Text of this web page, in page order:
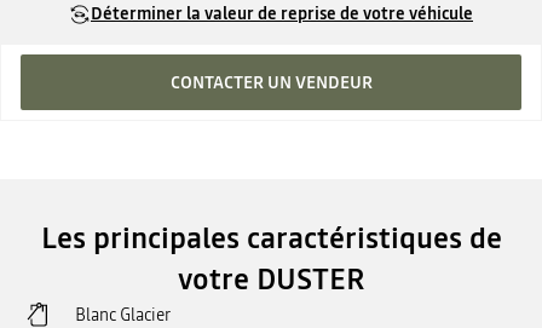
Déterminer la valeur de reprise de votre véhicule
CONTACTER UN VENDEUR
Les principales caractéristiques de
votre DUSTER
Blanc Glacier